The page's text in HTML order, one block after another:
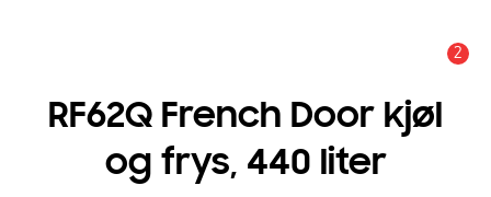
2
RF62Q French Door kjøl
og frys, 440 liter